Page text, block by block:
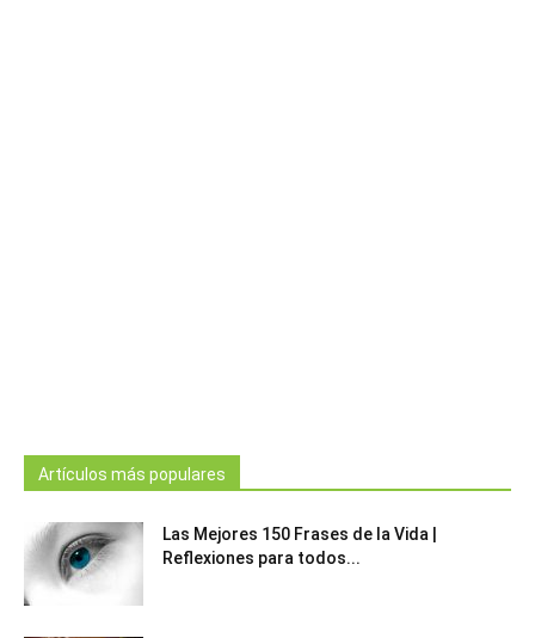
Artículos más populares
Las Mejores 150 Frases de la Vida |
Reflexiones para todos...